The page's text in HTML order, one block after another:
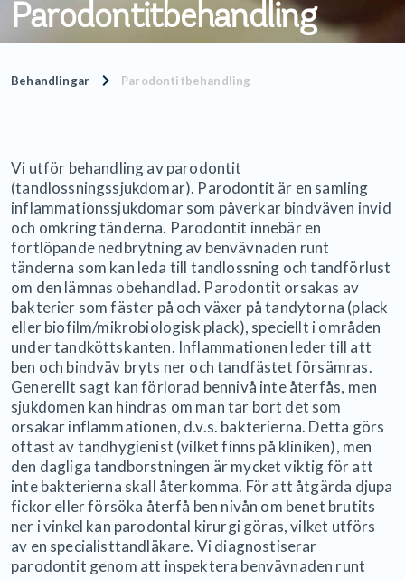
Parodontitbehandling
Behandlingar Parodontitbehandling
Vi utför behandling av parodontit
(tandlossningssjukdomar). Parodontit är en samling
inflammationssjukdomar som påverkar bindväven invid
och omkring tänderna. Parodontit innebär en
fortlöpande nedbrytning av benvävnaden runt
tänderna som kan leda till tandlossning och tandförlust
om den lämnas obehandlad. Parodontit orsakas av
bakterier som fäster på och växer på tandytorna (plack
eller biofilm/mikrobiologisk plack), speciellt i områden
under tandköttskanten. Inflammationen leder till att
ben och bindväv bryts ner och tandfästet försämras.
Generellt sagt kan förlorad bennivå inte återfås, men
sjukdomen kan hindras om man tar bort det som
orsakar inflammationen, d.v.s. bakterierna. Detta görs
oftast av tandhygienist (vilket finns på kliniken), men
den dagliga tandborstningen är mycket viktig för att
inte bakterierna skall återkomma. För att åtgärda djupa
fickor eller försöka återfå ben nivån om benet brutits
ner i vinkel kan parodontal kirurgi göras, vilket utförs
av en specialisttandläkare. Vi diagnostiserar
parodontit genom att inspektera benvävnaden runt